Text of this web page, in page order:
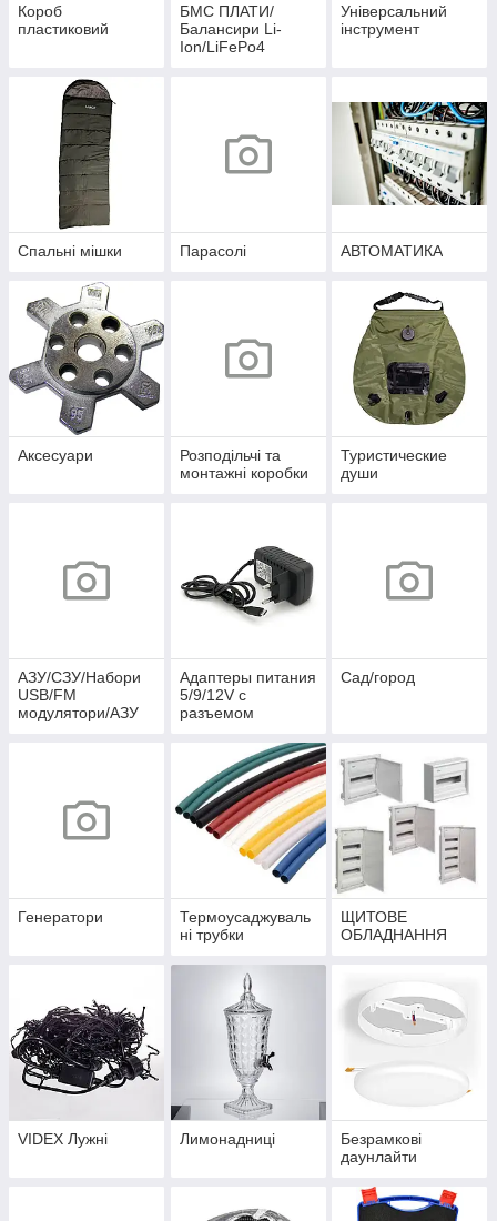
Короб
пластиковий
БМС ПЛАТИ/
Балансири Li-
Ion/LiFePo4
Універсальний
інструмент
Спальні мішки Парасолі АВТОМАТИКА
Аксесуари
Розподільчі та
монтажні коробки
Туристические
души
АЗУ/СЗУ/Набори
USB/FM
модулятори/АЗУ
Адаптеры питания
5/9/12V c
разъемом
Сад/город
Генератори
Термоусаджуваль
ні трубки
ЩИТОВЕ
ОБЛАДНАННЯ
VIDEX Лужні Лимонадниці
Безрамкові
даунлайти